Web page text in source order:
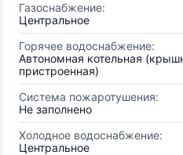
Газоснабжение:
Центральное
Горячее водоснабжение:
Автономная котельная
пристроенная)
Система пожаротушения:
Не заполнено
Холодное водоснабжение:
Центральное